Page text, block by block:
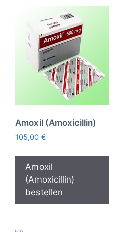
Amoxil (Amoxicillin)
105,00 €
Amoxil
(Amoxicillin)
bestellen